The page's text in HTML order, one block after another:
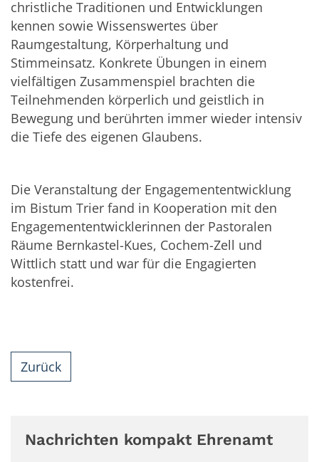
christliche Traditionen und Entwicklungen
kennen sowie Wissenswertes über
Raumgestaltung, Körperhaltung und
Stimmeinsatz. Konkrete Übungen in einem
vielfältigen Zusammenspiel brachten die
Teilnehmenden körperlich und geistlich in
Bewegung und berührten immer wieder intensiv
die Tiefe des eigenen Glaubens.
Die Veranstaltung der Engagemententwicklung
im Bistum Trier fand in Kooperation mit den
Engagemententwicklerinnen der Pastoralen
Räume Bernkastel-Kues, Cochem-Zell und
Wittlich statt und war für die Engagierten
kostenfrei.
Zurück
Nachrichten kompakt Ehrenamt